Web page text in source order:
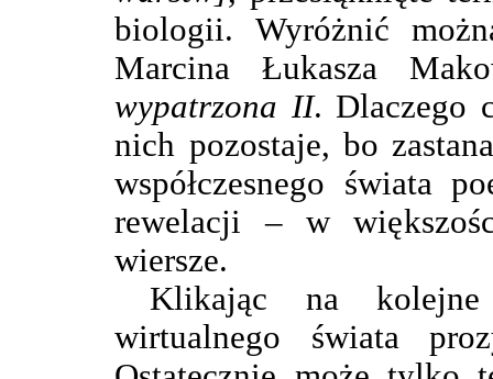
biologii. Wyróżnić
Marcina Łukasza
wypatrzona II. Dlaczego
nich pozostaje, bo
współczesnego świata
rewelacji – w
wiersze.
Klikając na
wirtualnego świata